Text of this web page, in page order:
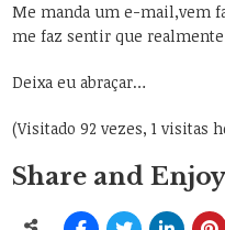
Me manda um e-mail,vem
me faz sentir que realmente
Deixa eu abraçar…
(Visitado 92 vezes, 1 visitas
Share and